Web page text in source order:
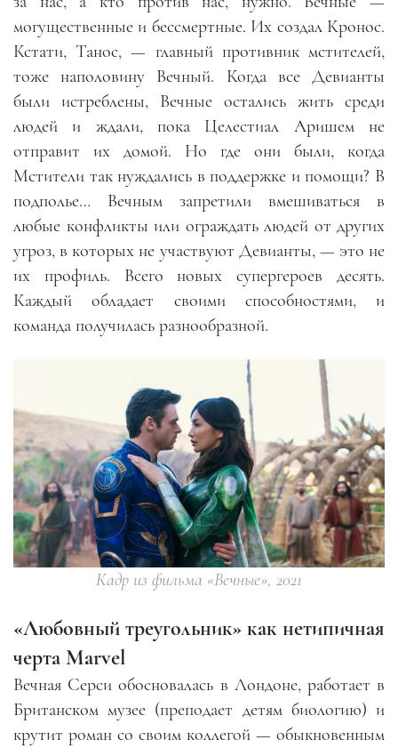
могущественные и бессмертные. Их создал Кронос.
Кстати, Танос, — главный противник мстителей,
тоже наполовину Вечный. Когда все Девианты
были истреблены, Вечные остались жить среди
людей и ждали, пока Целестиал Аришем не
отправит их домой. Но где они были, когда
Мстители так нуждались в поддержке и помощи? В
подполье… Вечным запретили вмешиваться в
любые конфликты или ограждать людей от других
угроз, в которых не участвуют Девианты, — это не
их профиль. Всего новых супергероев десять.
Каждый обладает своими способностями, и
команда получилась разнообразной.
Кадр из фильма «Вечные», 2021
«Любовный треугольник» как нетипичная
черта Marvel
Вечная Серси обосновалась в Лондоне, работает в
Британском музее (преподает детям биологию) и
крутит роман со своим коллегой — обыкновенным